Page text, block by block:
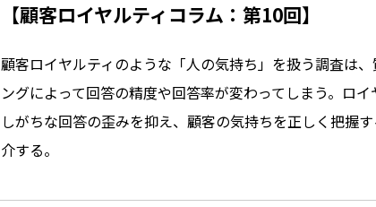
【顧客ロイヤルティコラム：第10回】
顧客ロイヤルティのような「人の気持ち」を扱う調査は
ングによって回答の精度や回答率が変わってしまう。ロ
しがちな回答の歪みを抑え、顧客の気持ちを正しく把握
介する。